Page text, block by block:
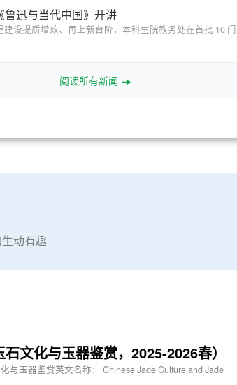
迅与当代中国》开讲
设提质增效、再上新台阶，本科生院教务处在首批 10
阅读所有新闻
动有趣
文化与玉器鉴赏，2025-2026春）
与玉器鉴赏英文名称： Chinese Jade Culture and Jade